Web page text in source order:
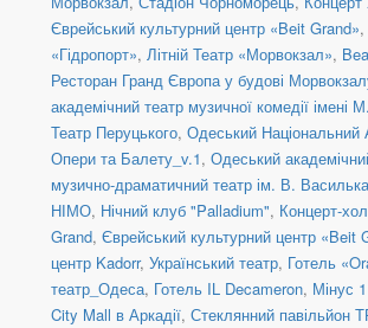
Єврейський культурний центр «Beit Grand»,
«Гідропорт», Літній Театр «Морвокзал»,
Ресторан Гранд Європа у будові
академічний театр музичної комедії імені
Театр Перуцького, Одеський Національний
Опери та Балету_v.1, Одеський
музично-драматичний театр ім. В. Василька
НІМО, Нічний клуб "Palladium", Концерт-
Grand, Єврейський культурний центр «Beit
центр Kadorr, Український театр, Готель
театр_Одеса, Готель IL Decameron, Мінус
City Mall в Аркадії, Стеклянний павільйон